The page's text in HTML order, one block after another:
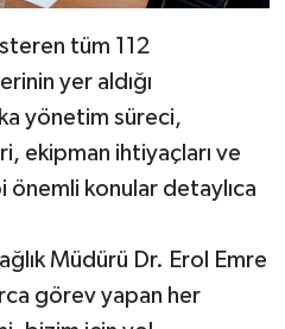
tüm 112
yer aldığı
yönetim süreci,
ekipman ihtiyaçları ve
konular detaylıca
Müdürü Dr. Erol Emre
görev yapan her